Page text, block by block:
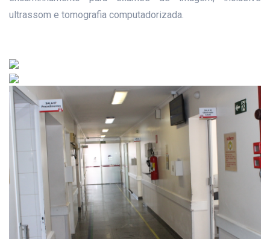
ultrassom e tomografia computadorizada.